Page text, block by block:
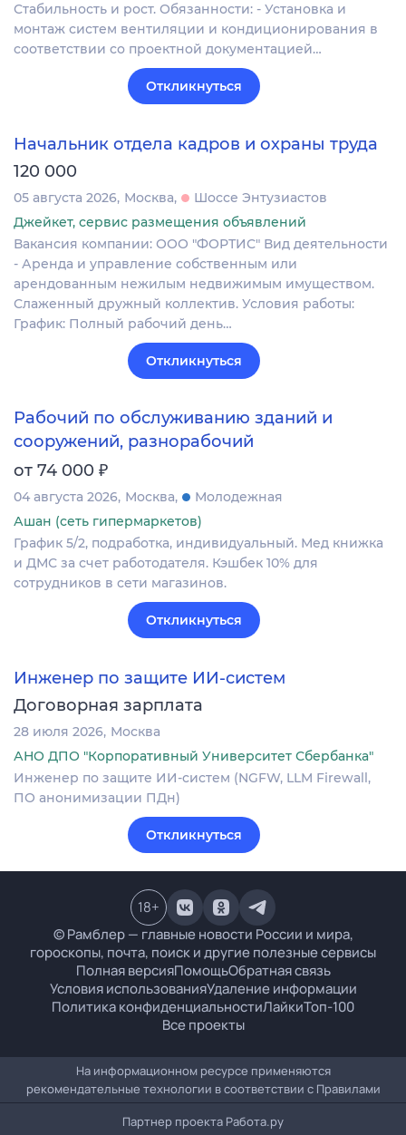
Стабильность и рост. Обязанности: - Установка и
монтаж систем вентиляции и кондиционирования в
соответствии со проектной документацией…
Откликнуться
Начальник отдела кадров и охраны труда
120 000
05 августа 2026 Москва
Шоссе Энтузиастов
Джейкет, сервис размещения объявлений
Вакансия компании: ООО "ФОРТИС" Вид деятельности
- Аренда и управление собственным или
арендованным нежилым недвижимым имуществом.
Слаженный дружный коллектив. Условия работы:
График: Полный рабочий день…
Откликнуться
Рабочий по обслуживанию зданий и
сооружений, разнорабочий
от 74 000 ₽
04 августа 2026 Москва
Молодежная
Ашан (сеть гипермаркетов)
График 5/2, подработка, индивидуальный. Мед книжка
и ДМС за счет работодателя. Кэшбек 10% для
сотрудников в сети магазинов.
Откликнуться
Инженер по защите ИИ-систем
Договорная зарплата
28 июля 2026 Москва
АНО ДПО "Корпоративный Университет Сбербанка"
Инженер по защите ИИ-систем (NGFW, LLM Firewall,
ПО анонимизации ПДн)
Откликнуться
© Рамблер — главные новости России и мира,
гороскопы, почта, поиск и другие полезные сервисы
Полная версияПомощьОбратная связь
Условия использованияУдаление информации
Политика конфиденциальностиЛайкиТоп-100
Все проекты
18+
На информационном ресурсе применяются
рекомендательные технологии в соответствии с Правилами
Партнер проекта Работа.ру